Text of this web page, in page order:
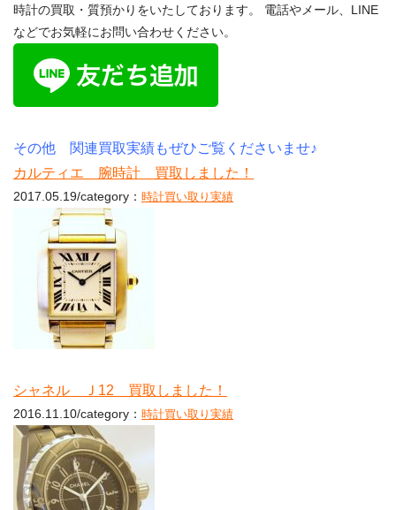
時計の買取・質預かりをいたしております。 電話やメール、LINE
などでお気軽にお問い合わせください。
その他 関連買取実績もぜひご覧くださいませ♪
カルティエ 腕時計 買取しました！
2017.05.19/category： 時計買い取り実績
シャネル Ｊ12 買取しました！
2016.11.10/category： 時計買い取り実績